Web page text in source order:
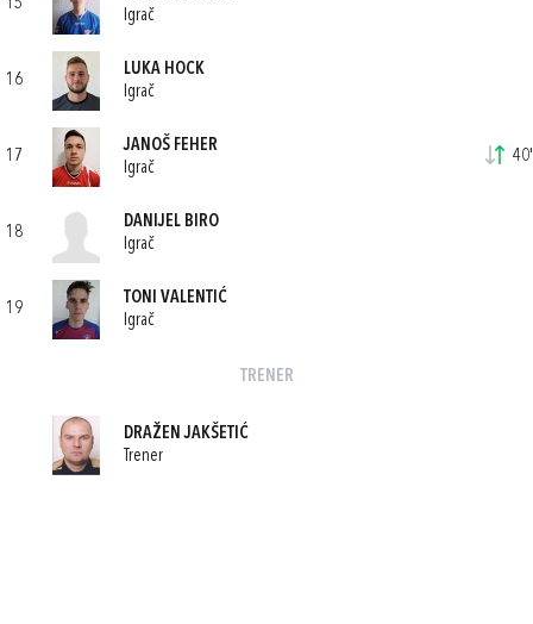
15
Igrač
16
LUKA HOCK
Igrač
17
JANOŠ FEHER
Igrač
40'
18
DANIJEL BIRO
Igrač
19
TONI VALENTIĆ
Igrač
TRENER
DRAŽEN JAKŠETIĆ
Trener